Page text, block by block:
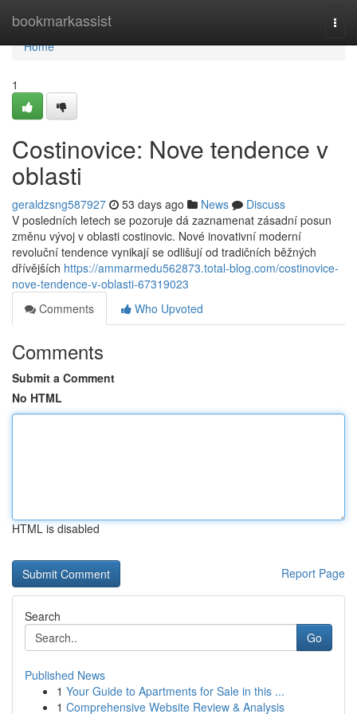
bookmarkassist
Home
Home
1
Costinovice: Nove tendence v
oblasti
geraldzsng587927 53 days ago News
Discuss
V posledních letech se pozoruje dá zaznamenat zásadní posun
změnu vývoj v oblasti costinovic. Nové inovativní moderní
revoluční tendence vynikají se odlišují od tradičních běžných
dřívějších https://ammarmedu562873.total-blog.com/costinovice-
nove-tendence-v-oblasti-67319023
Comments
Who Upvoted
Comments
Submit a Comment
No HTML
HTML is disabled
Report Page
Search
Go
Published News
1 Your Guide to Apartments for Sale in this ...
1 Comprehensive Website Review & Analysis